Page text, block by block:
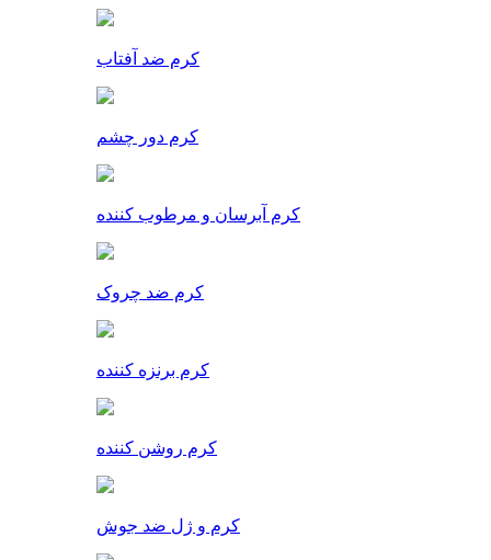
کرم ضد آفتاب
کرم دور چشم
کرم آبرسان و مرطوب کننده
کرم ضد چروک
کرم برنزه کننده
کرم روشن کننده
کرم و ژل ضد جوش